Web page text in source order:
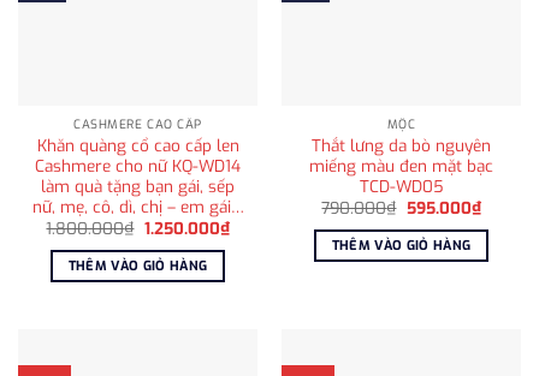
CASHMERE CAO CẤP
Khăn quàng cổ cao cấp len
Cashmere cho nữ KQ-WD14
làm quà tặng bạn gái, sếp
nữ, mẹ, cô, dì, chị – em gái…
1.800.000₫ Giá
là:
1.800.000₫.
1.250.000₫Giá
hiện
THÊM VÀO GIỎ HÀNG
MỘC
Thắt lưng da bò nguyên
miếng màu đen mặt bạc
TCD-WD05
790.000₫ Giá
là:
790.000₫.
595.000₫Giá
hiện
tại
THÊM VÀO GIỎ HÀNG